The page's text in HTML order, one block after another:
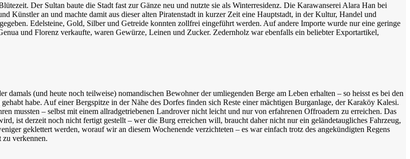
Der Sultan baute die Stadt fast zur Gänze neu und nutzte sie als Winterresidenz. Die Karawanserei Alara Han bei
Künstler an und machte damit aus dieser alten Piratenstadt in kurzer Zeit eine Hauptstadt, in der Kultur, Handel und
Edelsteine, Gold, Silber und Getreide konnten zollfrei eingeführt werden. Auf andere Importe wurde nur eine geringe
und Florenz verkaufte, waren Gewürze, Leinen und Zucker. Zedernholz war ebenfalls ein beliebter Exportartikel,
(und heute noch teilweise) nomandischen Bewohner der umliegenden Berge am Leben erhalten – so heisst es bei den
habe. Auf einer Bergspitze in der Nähe des Dorfes finden sich Reste einer mächtigen Burganlage, der Karaköy Kalesi.
mussten – selbst mit einem allradgetriebenen Landrover nicht leicht und nur von erfahrenen Offroadern zu erreichen. Das
ist derzeit noch nicht fertigt gestellt – wer die Burg erreichen will, braucht daher nicht nur ein geländetaugliches Fahrzeug,
geklettert werden, worauf wir an diesem Wochenende verzichteten – es war einfach trotz des angekündigten Regens
verkennen.